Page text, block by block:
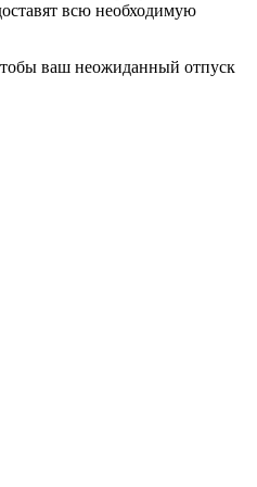
всю необходимую
ваш неожиданный отпуск